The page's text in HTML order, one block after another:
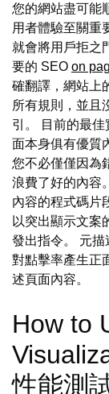
您的網站盡可能
用者體驗至關重
就會將用戶拒之
要的 SEO on
確翻譯，網站上
所有規則，並且
引。 目前的最
面本身俱有優質
您不必僅僅因為
浪費了好的內容
內容的程式碼片
以突出顯示文案
發出指令。 元
對點擊率產生正
述頁面內容。
How to
性能測